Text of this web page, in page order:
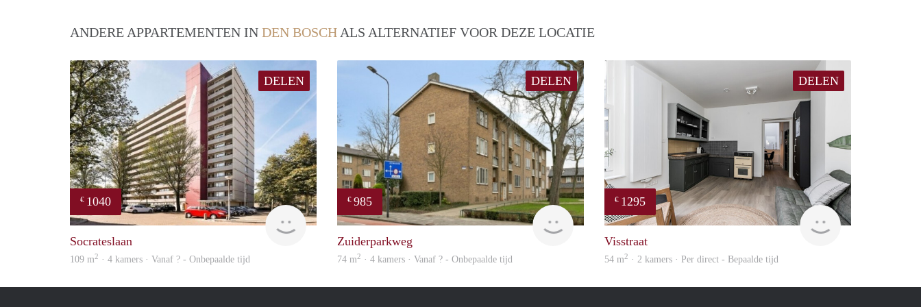
ANDERE APPARTEMENTEN IN DEN BOSCH ALS ALTERNATIEF VOOR DEZE LOCATIE
DELEN
€ 1040
finder
Socrateslaan
109 m2 · 4 kamers · Vanaf ? - Onbepaalde tijd
DELEN
€ 985
Woning
Zuiderparkweg
74 m2 · 4 kamers · Vanaf ? - Onbepaalde tijd
DELEN
€ 1295
Next
Visstraat
54 m2 · 2 kamers · Per direct - Bepaalde tijd